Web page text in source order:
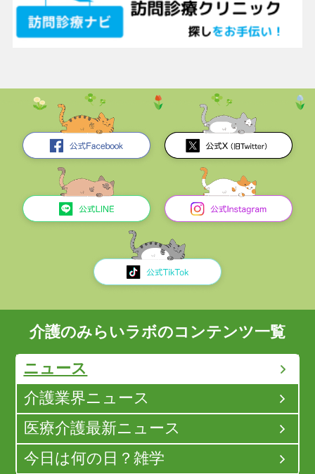
介護のみらいラボのコンテンツ一覧
ニュース
介護業界ニュース
医療介護最新ニュース
今日は何の日？雑学